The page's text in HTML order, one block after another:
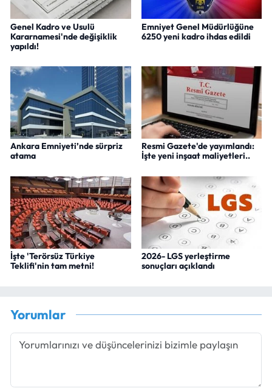
Genel Kadro ve Usulü
Kararnamesi'nde değişiklik
yapıldı!
Emniyet Genel Müdürlüğüne
6250 yeni kadro ihdas edildi
Ankara Emniyeti’nde sürpriz
atama
Resmi Gazete'de yayımlandı:
İşte yeni inşaat maliyetleri..
İşte 'Terörsüz Türkiye
Teklifi'nin tam metni!
2026- LGS yerleştirme
sonuçları açıklandı
Yorumlar